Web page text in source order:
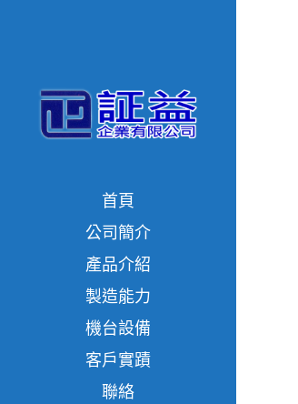
首頁
公司簡介
產品介紹
製造能力
機台設備
客戶實蹟
聯絡